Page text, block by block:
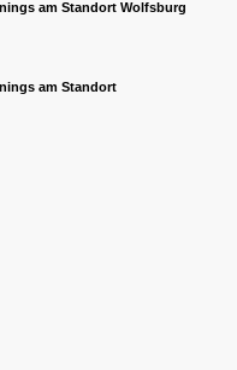
am Standort Wolfsburg
am Standort